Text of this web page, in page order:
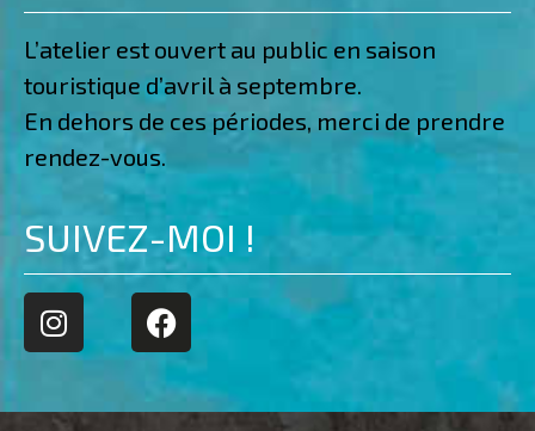
L’atelier est ouvert au public en saison
touristique d’avril à septembre.
En dehors de ces périodes, merci de prendre
rendez-vous.
SUIVEZ-MOI !